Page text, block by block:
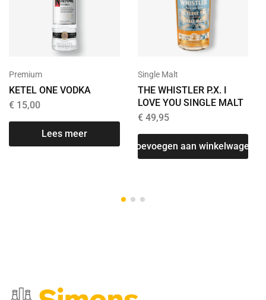
Premium
KETEL ONE VODKA
€ 15,00
Lees meer
Single Malt
THE WHISTLER P.X. I
LOVE YOU SINGLE MALT
€49,95
Toevoegen aan winkelwagen